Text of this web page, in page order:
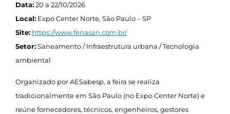
Data:20 a 22/10/2026
Local: Expo Center Norte, São Paulo – SP
Site: https://www.fenasan.com.br/
Setor:Saneamento / Infraestrutura urbana / Tecnologia
ambiental
Organizado por AESabesp, a feira se realiza
tradicionalmente em São Paulo (no Expo Center Norte) e
reúne fornecedores, técnicos, engenheiros, gestores